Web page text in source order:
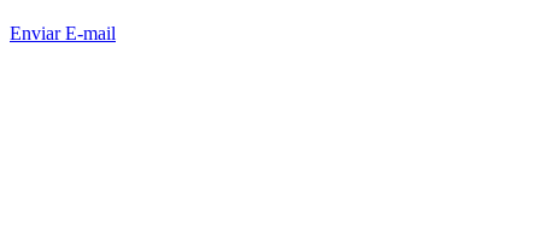
Enviar E-mail